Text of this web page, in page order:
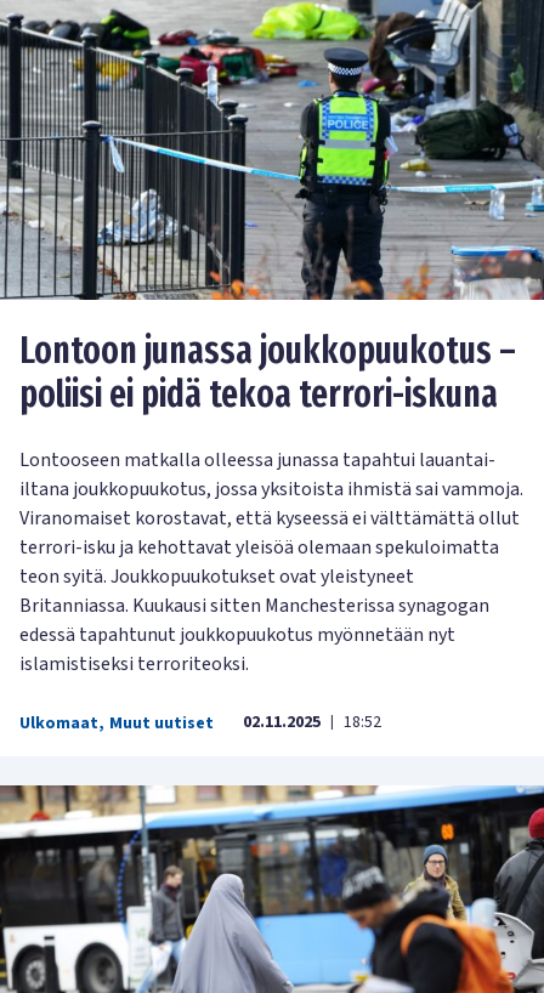
Lontoon junassa joukkopuukotus –
poliisi ei pidä tekoa terrori-iskuna
Lontooseen matkalla olleessa junassa tapahtui lauantai-
iltana joukkopuukotus, jossa yksitoista ihmistä sai vammoja.
Viranomaiset korostavat, että kyseessä ei välttämättä ollut
terrori-isku ja kehottavat yleisöä olemaan spekuloimatta
teon syitä. Joukkopuukotukset ovat yleistyneet
Britanniassa. Kuukausi sitten Manchesterissa synagogan
edessä tapahtunut joukkopuukotus myönnetään nyt
islamistiseksi terroriteoksi.
Ulkomaat, Muut uutiset 02.11.2025 | 18:52